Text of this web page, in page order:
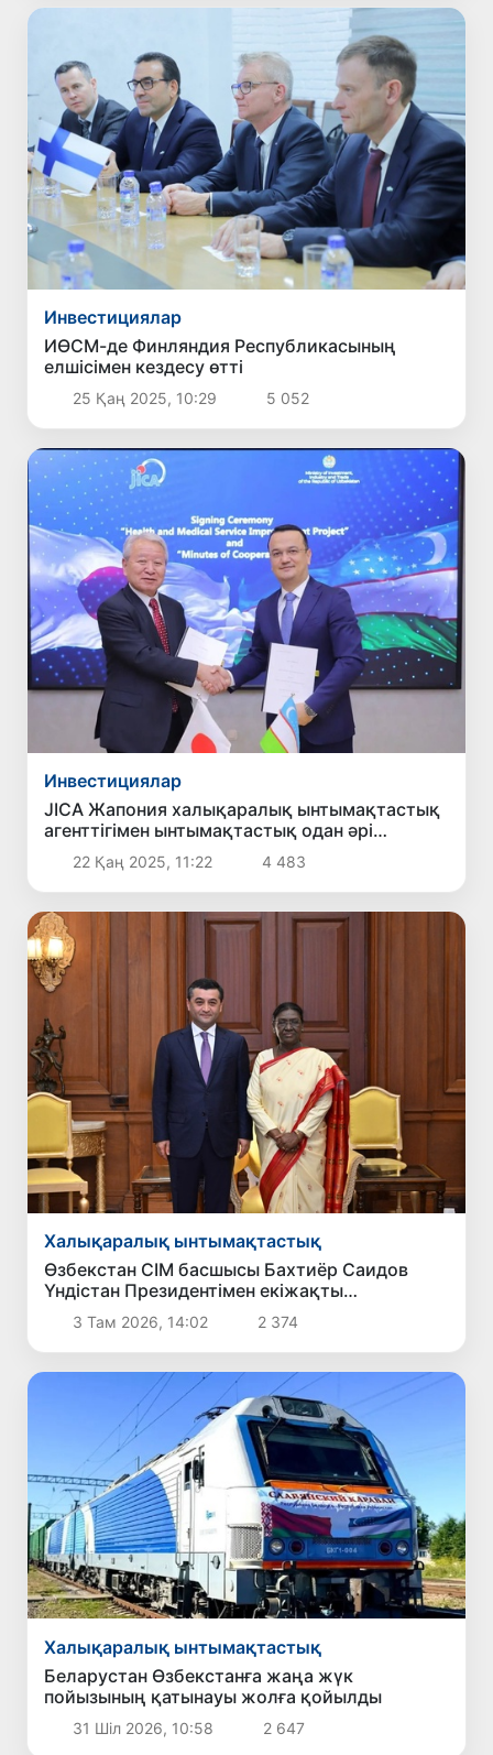
Инвестициялар
ИӨСМ-де Финляндия Республикасының
елшісімен кездесу өтті
25 Қаң 2025, 10:29 5 052
Инвестициялар
JICA Жапония халықаралық ынтымақтастық
агенттігімен ынтымақтастық одан әрі
кеңейтілетін болады
22 Қаң 2025, 11:22 4 483
Халықаралық ынтымақтастық
Өзбекстан СІМ басшысы Бахтиёр Саидов
Үндістан Президентімен екіжақты
байланыстарды нығайту мәселелерін
талқылады
3 Там 2026, 14:02 2 374
Халықаралық ынтымақтастық
Беларустан Өзбекстанға жаңа жүк
пойызының қатынауы жолға қойылды
31 Шіл 2026, 10:58 2 647